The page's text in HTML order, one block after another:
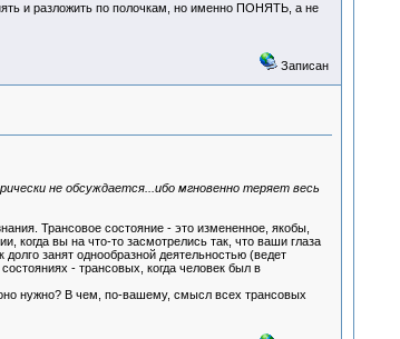
и разложить по полочкам, но именно ПОНЯТЬ, а не
Записан
не обсуждается...ибо мгновенно теряет весь
Трансовое состояние - это измененное, якобы,
вы на что-то засмотрелись так, что ваши глаза
занят однообразной деятельностью (ведет
- трансовых, когда человек был в
нужно? В чем, по-вашему, смысл всех трансовых